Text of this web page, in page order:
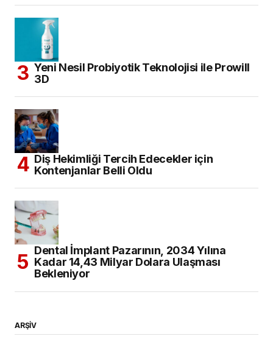
Yeni Nesil Probiyotik Teknolojisi ile Prowill
3D
Diş Hekimliği Tercih Edecekler için
Kontenjanlar Belli Oldu
Dental İmplant Pazarının, 2034 Yılına
Kadar 14,43 Milyar Dolara Ulaşması
Bekleniyor
ARŞİV